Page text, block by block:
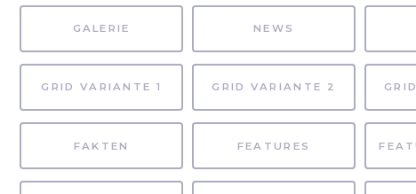
GALERIE NEWS
GRID VARIANTE 1 GRID VARIANTE 2
FAKTEN FEATURES